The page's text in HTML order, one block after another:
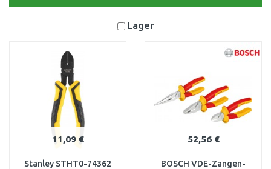
Lager
11,09 €
Stanley STHT0-74362
52,56 €
BOSCH VDE-Zangen-